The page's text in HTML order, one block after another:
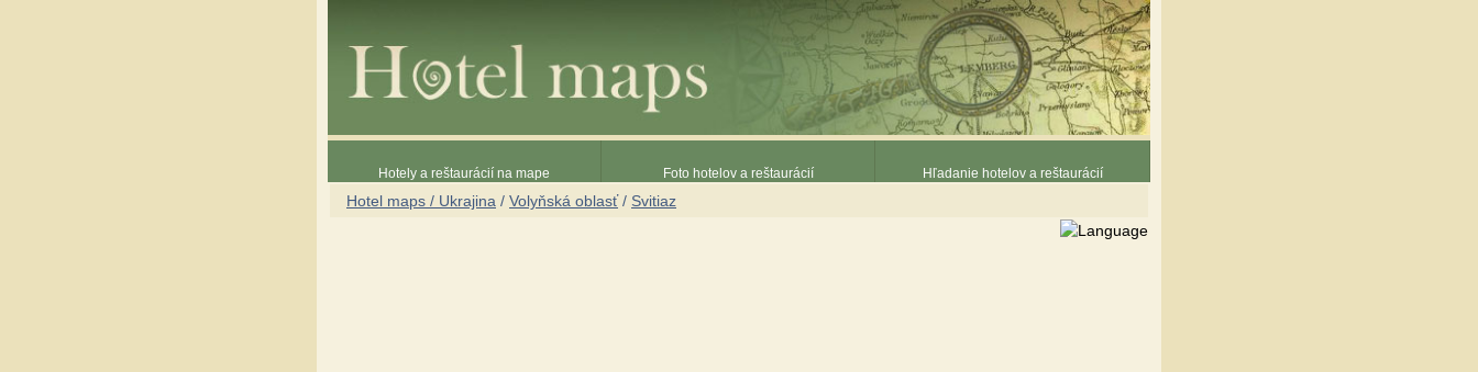
Hotely a reštaurácií na mape Foto hotelov a reštaurácií Hľadanie hotelov a reštaurácií
Hotel maps / Ukrajina / Volyňská oblasť/ Svitiaz